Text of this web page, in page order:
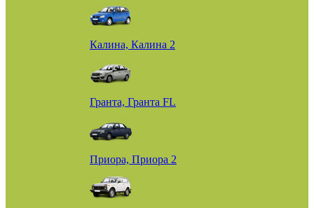
Калина, Калина 2
Гранта, Гранта FL
Приора, Приора 2